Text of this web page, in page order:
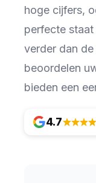
hoge cijfers,
perfecte
verder dan
beoordelen
bieden een
4.7